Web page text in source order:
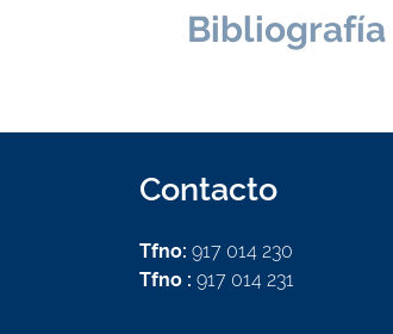
Bibliografía
Contacto
Tfno: 917 014 230
Tfno : 917 014 231